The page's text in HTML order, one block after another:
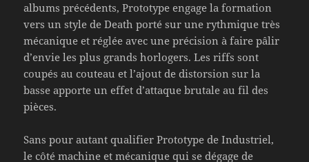
albums précédents, Prototype engage la formation
vers un style de Death porté sur une rythmique très
mécanique et réglée avec une précision à faire pâlir
d’envie les plus grands horlogers. Les riffs sont
coupés au couteau et l’ajout de distorsion sur la
basse apporte un effet d’attaque brutale au fil des
pièces.
Sans pour autant qualifier Prototype de Industriel,
le côté machine et mécanique qui se dégage de